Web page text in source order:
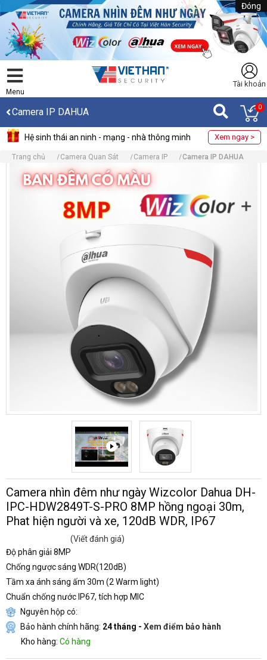
Đóng
Menu
Tài khoản
Camera IP DAHUA 0
Hệ sinh thái an ninh - mạng - nhà thông minh Xem ngay >
Trang chủ Camera Quan Sát Camera IP Camera IP DAHUA
Camera nhìn đêm như ngày Wizcolor Dahua DH-
IPC-HDW2849T-S-PRO 8MP hồng ngoại 30m,
Phat hiện người và xe, 120dB WDR, IP67
(Viết đánh giá)
Độ phân giải 8MP
Chống ngược sáng WDR(120dB)
Tầm xa ánh sáng ấm 30m (2 Warm light)
Chuẩn chống nước IP67, tích hợp MIC
Nguyên hộp có:
Bảo hành chính hãng: 24 tháng - Xem điểm bảo hành
Kho hàng: Có hàng